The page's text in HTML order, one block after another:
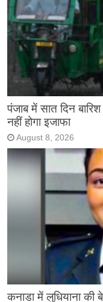
पंजाब में सात दिन
नहीं होगा इजाफा
August 8, 2026
कनाडा में लुधियाना की